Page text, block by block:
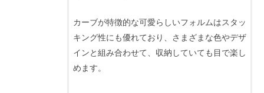
カーブが特徴的な可愛らしいフォルムはスタッ
キング性にも優れており、さまざまな色やデザ
インと組み合わせて、収納していても目で楽し
めます。